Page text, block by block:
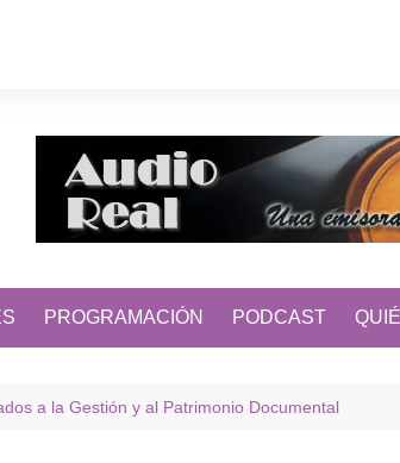
PROGRAMACIÓN PODCAST
a la Gestión y al Patrimonio Documental